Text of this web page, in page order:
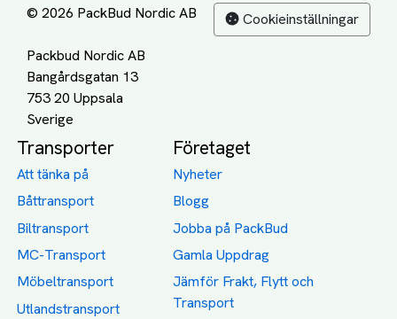
© 2026 PackBud Nordic AB
Packbud Nordic AB
Bangårdsgatan 13
753 20 Uppsala
Cookieinställningar
Transporter
Att tänka på
Båttransport
Biltransport
MC-Transport
Möbeltransport
Utlandstransport
Företaget
Nyheter
Blogg
Jobba på PackBud
Gamla Uppdrag
Jämför Frakt, Flytt och
Transport